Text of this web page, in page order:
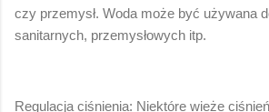
czy przemysł. Woda może być używana
sanitarnych, przemysłowych itp.
Regulacja ciśnienia: Niektóre wieże